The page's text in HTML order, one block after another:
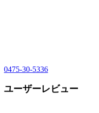
0475-30-5336
ユーザーレビュー